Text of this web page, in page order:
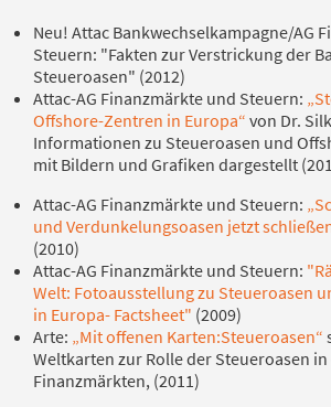
Neu! Attac Bankwechselkampagne/AG
Steuern: "Fakten zur Verstrickung der
Steueroasen" (2012)
Attac-AG Finanzmärkte und Steuern:
Offshore-Zentren in Europa“ von Dr.
Informationen zu Steueroasen und
mit Bildern und Grafiken dargestellt
Attac-AG Finanzmärkte und Steuern:
und Verdunkelungsoasen jetzt
(2010)
Attac-AG Finanzmärkte und Steuern:
Welt: Fotoausstellung zu Steueroasen
in Europa- Factsheet" (2009)
Arte: „Mit offenen Karten:Steueroasen“
Weltkarten zur Rolle der Steueroasen
Finanzmärkten, (2011)